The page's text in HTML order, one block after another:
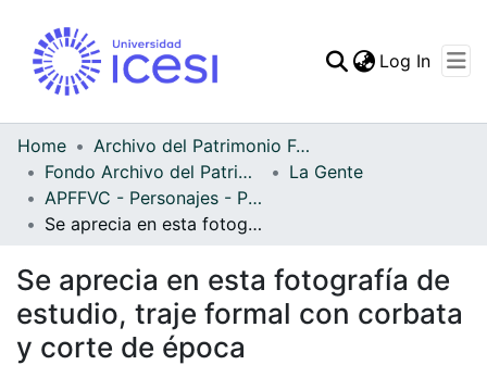
Statistics
Log In
Home
Archivo del Patrimonio Fotográfico y Fílmico del Valle del Cauca
Fondo Archivo del Patrimonio Fotográfico y Fílmico del Valle del Cauca
La Gente
APFFVC - Personajes - Patrimonial
Se aprecia en esta fotografía de estudio, traje formal con corbata y corte de época
Se aprecia en esta fotografía de
estudio, traje formal con corbata
y corte de época